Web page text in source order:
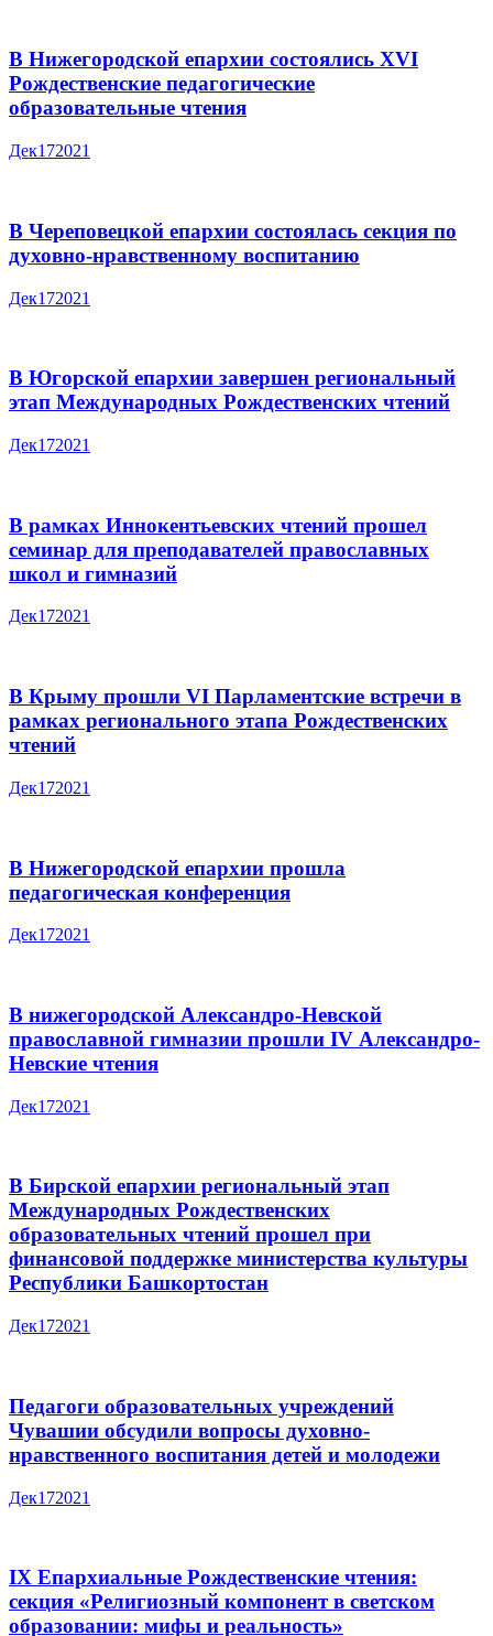
В Нижегородской епархии состоялись XVI
Рождественские педагогические
образовательные чтения
Дек172021
В Череповецкой епархии состоялась секция по
духовно-нравственному воспитанию
Дек172021
В Югорской епархии завершен региональный
этап Международных Рождественских чтений
Дек172021
В рамках Иннокентьевских чтений прошел
семинар для преподавателей православных
школ и гимназий
Дек172021
В Крыму прошли VI Парламентские встречи в
рамках регионального этапа Рождественских
чтений
Дек172021
В Нижегородской епархии прошла
педагогическая конференция
Дек172021
В нижегородской Александро-Невской
православной гимназии прошли IV Александро-
Невские чтения
Дек172021
В Бирской епархии региональный этап
Международных Рождественских
образовательных чтений прошел при
финансовой поддержке министерства культуры
Республики Башкортостан
Дек172021
Педагоги образовательных учреждений
Чувашии обсудили вопросы духовно-
нравственного воспитания детей и молодежи
Дек172021
IX Епархиальные Рождественские чтения:
секция «Религиозный компонент в светском
образовании: мифы и реальность»